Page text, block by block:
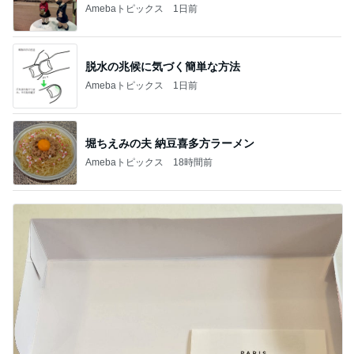
Amebaトピックス 1日前
脱水の兆候に気づく簡単な方法
Amebaトピックス 1日前
堀ちえみの夫 納豆喜多方ラーメン
Amebaトピックス 18時間前